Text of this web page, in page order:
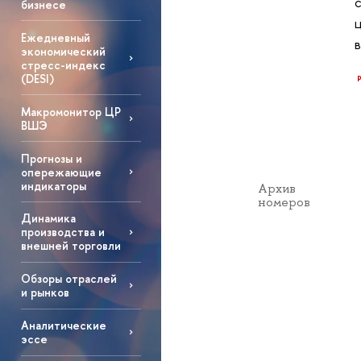
бизнесе
Ежедневный
экономический
стресс-индекс
(DESI)
Макромонитор ЦР
ВШЭ
Прогнозы и
опережающие
индикаторы
Динамика
производства и
внешней торговли
Обзоры отраслей
и рынков
Аналитические
эссе
Архив
номеров